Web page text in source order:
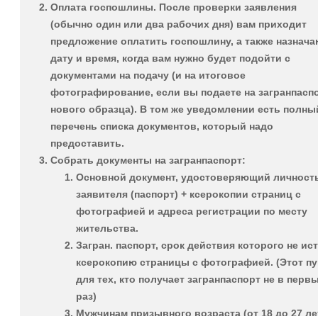
Оплата госпошлины. После проверки заявления
(обычно один или два рабочих дня) вам приходит
предложение оплатить госпошлину, а также
дату и время, когда вам нужно будет подойти с
документами на подачу (и на итоговое
фотографирование, если вы подаете на
нового образца). В том же уведомлении есть
перечень списка документов, который надо
предоставить.
Собрать документы на загранпаспорт:
Основной документ, удостоверяющий
заявителя (паспорт) + ксерокопии страниц с
фотографией и адреса регистрации по месту
жительства.
Загран. паспорт, срок действия которого не
ксерокопию страницы с фотографией. (Этот
для тех, кто получает загранпаспорт не в
раз)
Мужчинам призывного возраста (от 18 до 27